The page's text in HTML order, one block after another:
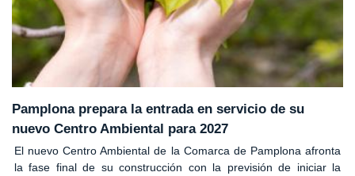
Pamplona prepara la entrada en servicio de su
nuevo Centro Ambiental para 2027
El nuevo Centro Ambiental de la Comarca de Pamplona afronta
la fase final de su construcción con la previsión de iniciar la